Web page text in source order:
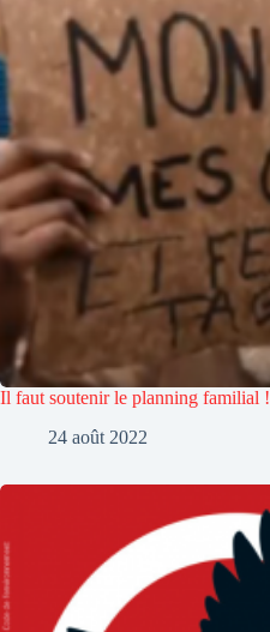
Il faut soutenir le planning familial !
24 août 2022